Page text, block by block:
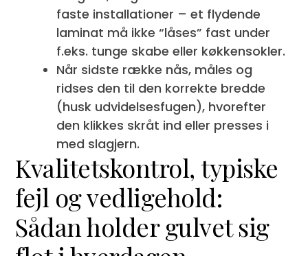
faste installationer – et flydende
laminat må ikke “låses” fast under
f.eks. tunge skabe eller køkkensokler.
Når sidste række nås, måles og
ridses den til den korrekte bredde
(husk udvidelsesfugen), hvorefter
den klikkes skråt ind eller presses i
med slagjern.
Kvalitetskontrol, typiske
fejl og vedligehold:
Sådan holder gulvet sig